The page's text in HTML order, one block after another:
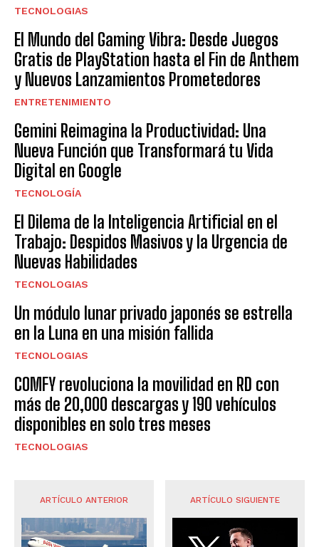
TECNOLOGIAS
El Mundo del Gaming Vibra: Desde Juegos
Gratis de PlayStation hasta el Fin de Anthem
y Nuevos Lanzamientos Prometedores
ENTRETENIMIENTO
Gemini Reimagina la Productividad: Una
Nueva Función que Transformará tu Vida
Digital en Google
TECNOLOGÍA
El Dilema de la Inteligencia Artificial en el
Trabajo: Despidos Masivos y la Urgencia de
Nuevas Habilidades
TECNOLOGIAS
Un módulo lunar privado japonés se estrella
en la Luna en una misión fallida
TECNOLOGIAS
COMFY revoluciona la movilidad en RD con
más de 20,000 descargas y 190 vehículos
disponibles en solo tres meses
TECNOLOGIAS
ARTÍCULO ANTERIOR ARTÍCULO SIGUIENTE